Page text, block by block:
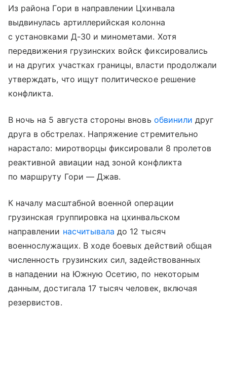
Из района Гори в направлении Цхинвала
выдвинулась артиллерийская колонна
с установками Д-30 и минометами. Хотя
передвижения грузинских войск фиксировались
и на других участках границы, власти продолжали
утверждать, что ищут политическое решение
конфликта.
В ночь на 5 августа стороны вновь обвинили друг
друга в обстрелах. Напряжение стремительно
нарастало: миротворцы фиксировали 8 пролетов
реактивной авиации над зоной конфликта
по маршруту Гори — Джав.
К началу масштабной военной операции
грузинская группировка на цхинвальском
направлении насчитывала до 12 тысяч
военнослужащих. В ходе боевых действий общая
численность грузинских сил, задействованных
в нападении на Южную Осетию, по некоторым
данным, достигала 17 тысяч человек, включая
резервистов.